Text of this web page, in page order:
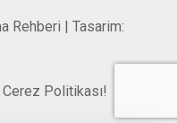
Rehberi | Tasarim:
Cerez Politikası!